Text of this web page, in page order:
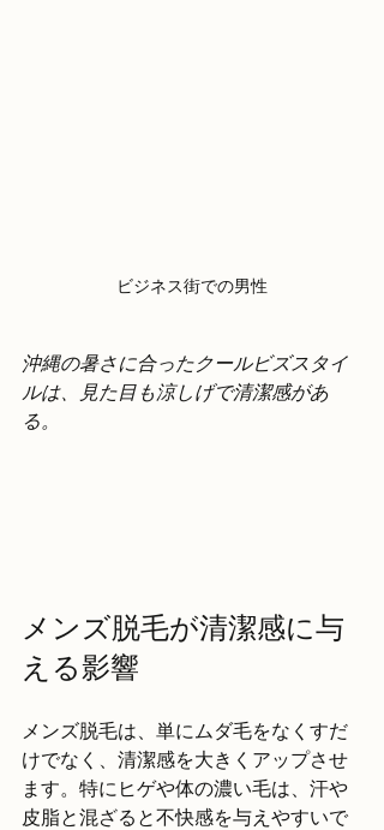
ビジネス街での男性
沖縄の暑さに合ったクールビズスタイ
ルは、見た目も涼しげで清潔感があ
る。
メンズ脱毛が清潔感に与
える影響
メンズ脱毛は、単にムダ毛をなくすだ
けでなく、清潔感を大きくアップさせ
ます。特にヒゲや体の濃い毛は、汗や
皮脂と混ざると不快感を与えやすいで